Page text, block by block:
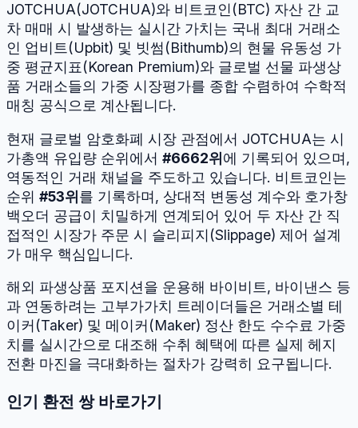
JOTCHUA(JOTCHUA)와 비트코인 (BTC) 자산 간 교
차 매매 시 발생하는 실시간 가치는 국내 최대 거래소
인 업비트(Upbit) 및 빗썸(Bithumb)의 현물 유동성 가
중 평균지표(Korean Premium)와 글로벌 선물 파생상
품 거래소들의 가중 시장평가를 종합 수렴하여 수학적
매칭 공식으로 계산됩니다.
현재 글로벌 암호화폐 시장 관점에서 JOTCHUA는 시
가총액 유입량 순위에서 #6662위에 기록되어 있으며,
역동적인 거래 채널을 주도하고 있습니다. 비트코인는
순위 #53위를 기록하며, 상대적 변동성 계수와 호가창
백오더 공급이 치밀하게 연계되어 있어 두 자산 간 직
접적인 시장가 주문 시 슬리피지(Slippage) 제어 설계
가 매우 핵심입니다.
해외 파생상품 포지션을 운용해 바이비트, 바이낸스 등
과 연동하려는 고부가가치 트레이더들은 거래소별 테
이커(Taker) 및 메이커(Maker) 정산 한도 수수료 가중
치를 실시간으로 대조해 수취 혜택에 따른 실제 헤지
전환 마진을 극대화하는 절차가 강력히 요구됩니다.
인기 환전 쌍 바로가기